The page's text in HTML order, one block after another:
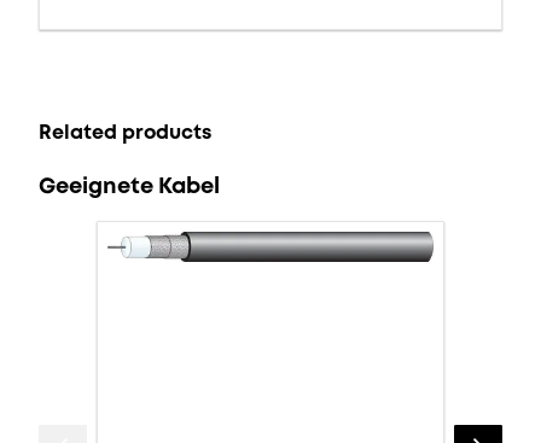
Related products
Geeignete Kabel